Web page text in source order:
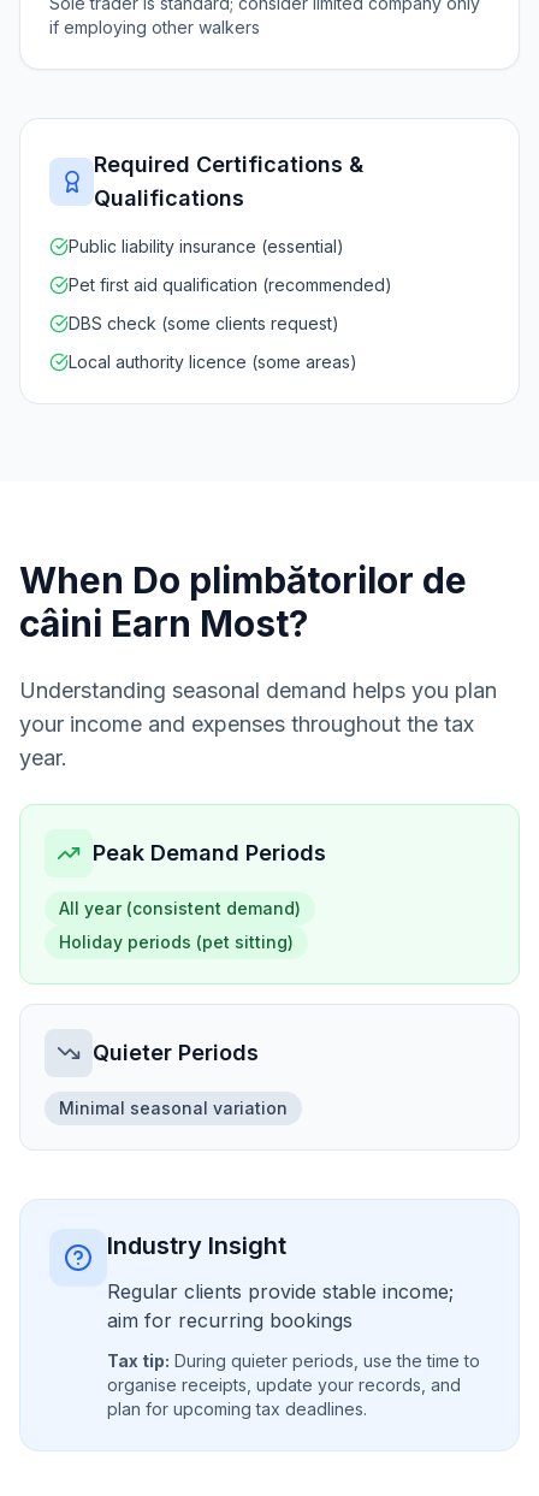
if employing other walkers
Required Certifications &
Qualifications
Public liability insurance (essential)
Pet first aid qualification (recommended)
DBS check (some clients request)
Local authority licence (some areas)
When Do plimbătorilor de
câini Earn Most?
Understanding seasonal demand helps you plan
your income and expenses throughout the tax
year.
Peak Demand Periods
All year (consistent demand)
Holiday periods (pet sitting)
Quieter Periods
Minimal seasonal variation
Industry Insight
Regular clients provide stable income;
aim for recurring bookings
Tax tip: During quieter periods, use the time to
organise receipts, update your records, and
plan for upcoming tax deadlines.